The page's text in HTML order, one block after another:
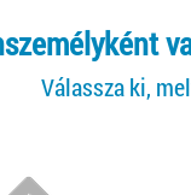
Válassza ki,